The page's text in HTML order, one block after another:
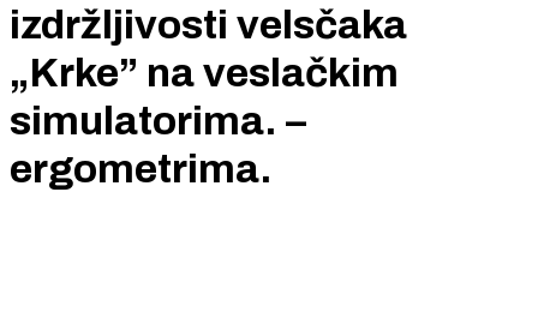
izdržljivosti velsčaka
„Krke” na veslačkim
simulatorima. –
ergometrima.